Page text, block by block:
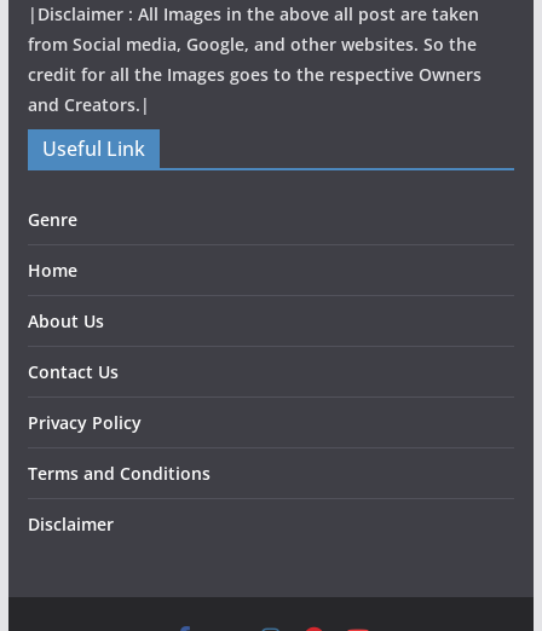
|Disclaimer : All Images in the above all post are taken
from Social media, Google, and other websites. So the
credit for all the Images goes to the respective Owners
and Creators.|
Useful Link
Genre
Home
About Us
Contact Us
Privacy Policy
Terms and Conditions
Disclaimer